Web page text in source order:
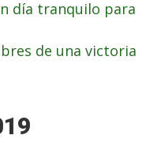
día tranquilo para
de una victoria